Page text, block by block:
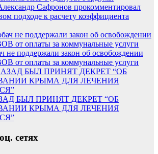
Сафронов прокомментировал
подходе к расчету коэффициента
не поддержали закон об освобождении
от оплаты за коммунальные услуги
БЫЛ ПРИНЯТ ДЕКРЕТ “ОБ
КРЫМА ДЛЯ ЛЕЧЕНИЯ
сетях